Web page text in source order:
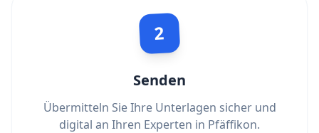
2
Senden
Übermitteln Sie Ihre Unterlagen sicher und
digital an Ihren Experten in Pfäffikon.